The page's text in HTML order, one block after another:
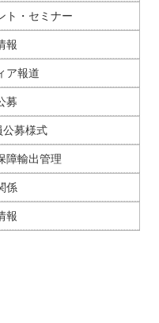
ト・セミナー
報
ア報道
募
公募様式
障輸出管理
係
報